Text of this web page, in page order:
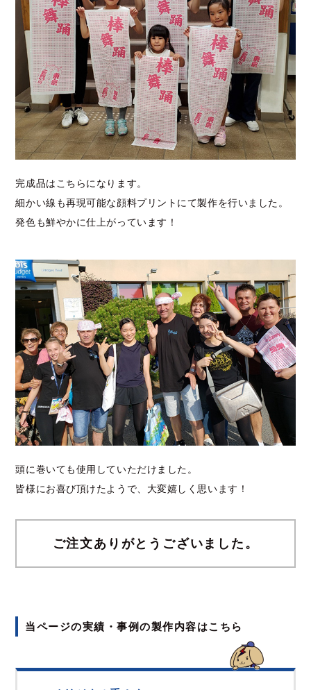
完成品はこちらになります。
細かい線も再現可能な顔料プリントにて製作を行いました。
発色も鮮やかに仕上がっています！
頭に巻いても使用していただけました。
皆様にお喜び頂けたようで、大変嬉しく思います！
ご注文ありがとうございました。
当ページの実績・事例の製作内容はこちら